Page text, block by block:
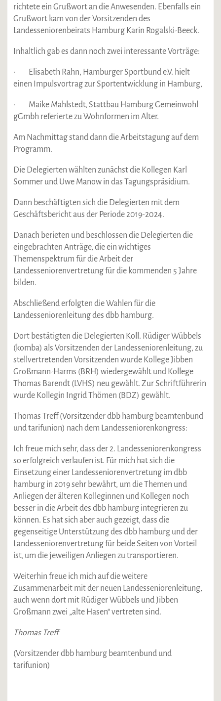
richtete ein Grußwort an die Anwesenden. Ebenfalls ein
Grußwort kam von der Vorsitzenden des
Landesseniorenbeirats Hamburg Karin Rogalski-Beeck.
Inhaltlich gab es dann noch zwei interessante Vorträge:
· Elisabeth Rahn, Hamburger Sportbund e.V. hielt
einen Impulsvortrag zur Sportentwicklung in Hamburg,
· Maike Mahlstedt, Stattbau Hamburg Gemeinwohl
gGmbh referierte zu Wohnformen im Alter.
Am Nachmittag stand dann die Arbeitstagung auf dem
Programm.
Die Delegierten wählten zunächst die Kollegen Karl
Sommer und Uwe Manow in das Tagungspräsidium.
Dann beschäftigten sich die Delegierten mit dem
Geschäftsbericht aus der Periode 2019-2024.
Danach berieten und beschlossen die Delegierten die
eingebrachten Anträge, die ein wichtiges
Themenspektrum für die Arbeit der
Landesseniorenvertretung für die kommenden 5 Jahre
bilden.
Abschließend erfolgten die Wahlen für die
Landesseniorenleitung des dbb hamburg.
Dort bestätigten die Delegierten Koll. Rüdiger Wübbels
(komba) als Vorsitzenden der Landesseniorenleitung, zu
stellvertretenden Vorsitzenden wurde Kollege Jibben
Großmann-Harms (BRH) wiedergewählt und Kollege
Thomas Barendt (LVHS) neu gewählt. Zur Schriftführerin
wurde Kollegin Ingrid Thömen (BDZ) gewählt.
Thomas Treff (Vorsitzender dbb hamburg beamtenbund
und tarifunion) nach dem Landesseniorenkongress:
Ich freue mich sehr, dass der 2. Landesseniorenkongress
so erfolgreich verlaufen ist. Für mich hat sich die
Einsetzung einer Landesseniorenvertretung im dbb
hamburg in 2019 sehr bewährt, um die Themen und
Anliegen der älteren Kolleginnen und Kollegen noch
besser in die Arbeit des dbb hamburg integrieren zu
können. Es hat sich aber auch gezeigt, dass die
gegenseitige Unterstützung des dbb hamburg und der
Landesseniorenvertretung für beide Seiten von Vorteil
ist, um die jeweiligen Anliegen zu transportieren.
Weiterhin freue ich mich auf die weitere
Zusammenarbeit mit der neuen Landesseniorenleitung,
auch wenn dort mit Rüdiger Wübbels und Jibben
Großmann zwei „alte Hasen“ vertreten sind.
Thomas Treff
(Vorsitzender dbb hamburg beamtenbund und
tarifunion)